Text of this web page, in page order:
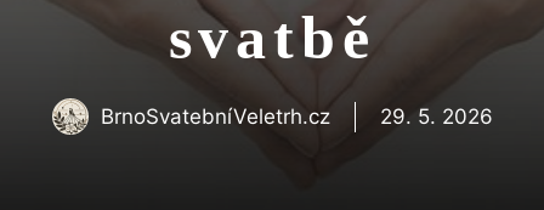
svatbě
BrnoSvatebníVeletrh.cz 29. 5. 2026